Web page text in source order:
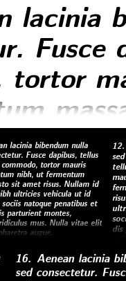
magnis dis
ridiculus
a
lacinia
Fusce
tortor
id
sociis
lacinia bibendum nulla
Fusce dapibus, tellus
commodo, tortor mauris
nibh, ut fermentum
sit amet risus. Nullam id
ultricies vehicula ut id
natoque penatibus et
parturient montes,
mus. Nulla vitae elit
augue.
12.
dis
16. Aenean lacinia
sed consectetur.